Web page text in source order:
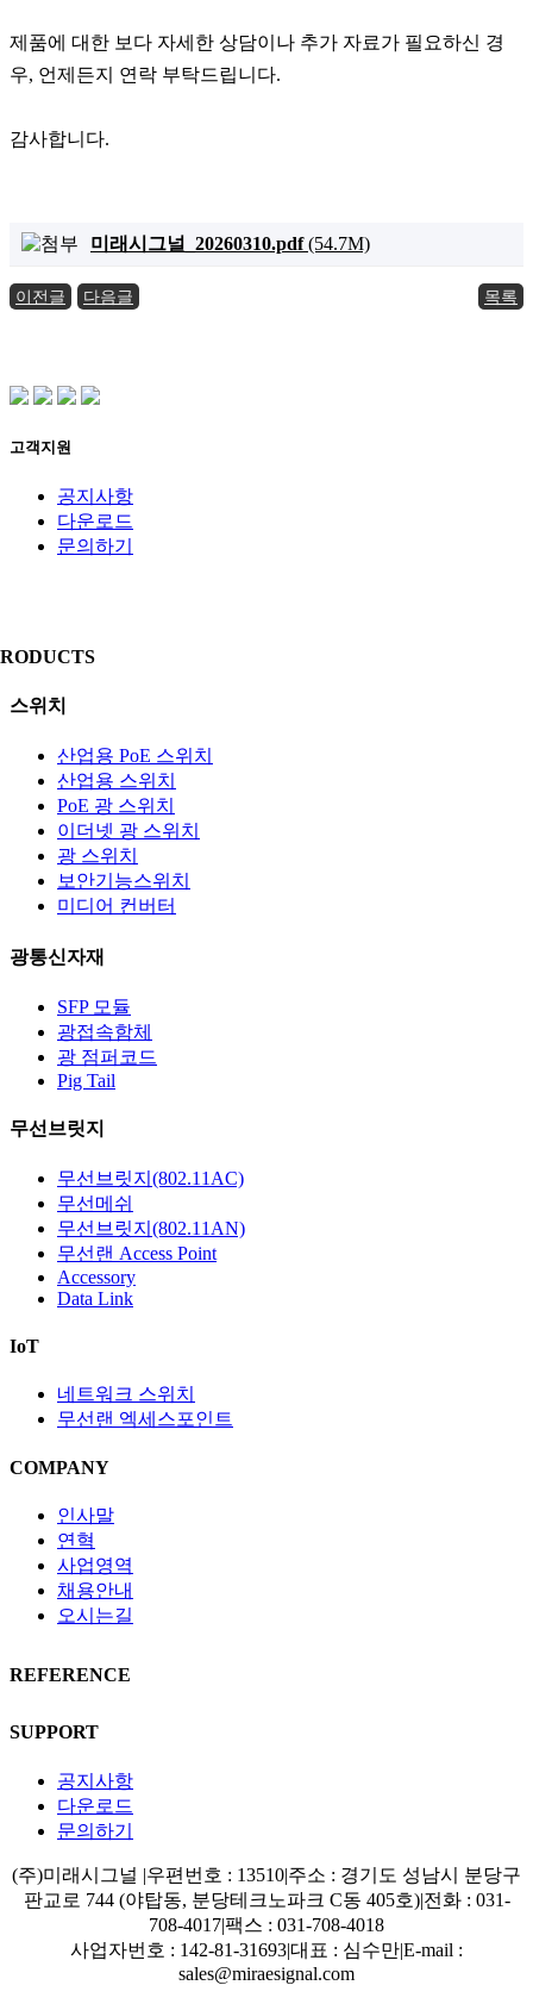
제품에 대한 보다 자세한 상담이나 추가 자료가 필요하신 경
우, 언제든지 연락 부탁드립니다.
감사합니다.
미래시그널_20260310.pdf(54.7M)
이전글 다음글 목록
고객지원
공지사항
다운로드
문의하기
스위치
산업용 PoE 스위치
산업용 스위치
PoE 광 스위치
이더넷 광 스위치
광 스위치
보안기능스위치
미디어 컨버터
광통신자재
SFP 모듈
광접속함체
광 점퍼코드
Pig Tail
무선브릿지
무선브릿지(802.11AC)
무선메쉬
무선브릿지(802.11AN)
무선랜 Access Point
Accessory
Data Link
IoT
네트워크 스위치
무선랜 엑세스포인트
COMPANY
인사말
연혁
사업영역
채용안내
오시는길
REFERENCE
SUPPORT
공지사항
다운로드
문의하기
(주)미래시그널 |우편번호 : 13510|주소 : 경기도 성남시 분당구
판교로 744 (야탑동, 분당테크노파크 C동 405호)|전화 : 031-
708-4017|팩스 : 031-708-4018
사업자번호 : 142-81-31693|대표 : 심수만|E-mail :
sales@miraesignal.com